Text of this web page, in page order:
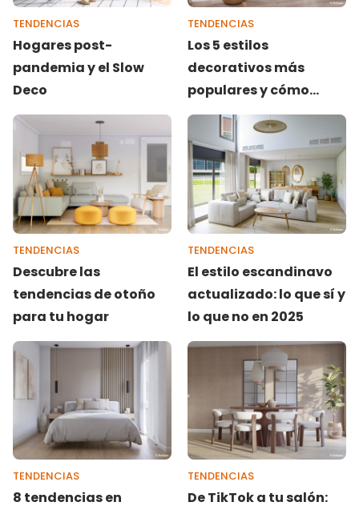
TENDENCIAS
Hogares post-
pandemia y el Slow
Deco
TENDENCIAS
Los 5 estilos
decorativos más
populares y cómo
elegir el tuyo
TENDENCIAS
Descubre las
tendencias de otoño
para tu hogar
TENDENCIAS
El estilo escandinavo
actualizado: lo que sí y
lo que no en 2025
TENDENCIAS
8 tendencias en
TENDENCIAS
De TikTok a tu salón: